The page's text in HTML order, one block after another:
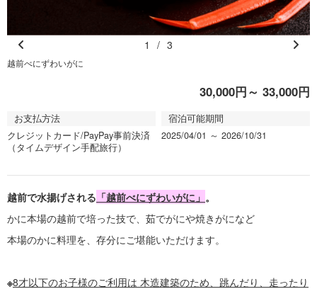
Pr
u
s
越前べにずわいがに
xt
1 / 3
30,000円～ 33,000円
お支払方法
クレジットカード/PayPay事前決済
（タイムデザイン手配旅行）
宿泊可能期間
2025/04/01 ～ 2026/10/31
越前で水揚げされる 「越前べにずわいがに」 。
かに本場の越前で培った技で、茹でがにや焼きがになど
本場のかに料理を、存分にご堪能いただけます。
※8才以下のお子様のご利用は 木造建築のため、跳んだり、走ったり